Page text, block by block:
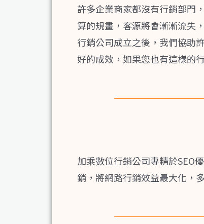
許多企業商家都沒有行銷部門
算的規畫，客源將會漸漸流失
行銷公司成立之後，我們協助
好的成效，如果您也有這樣的
加乘數位行銷公司專精於SEO
銷，將網路行銷效益最大化，